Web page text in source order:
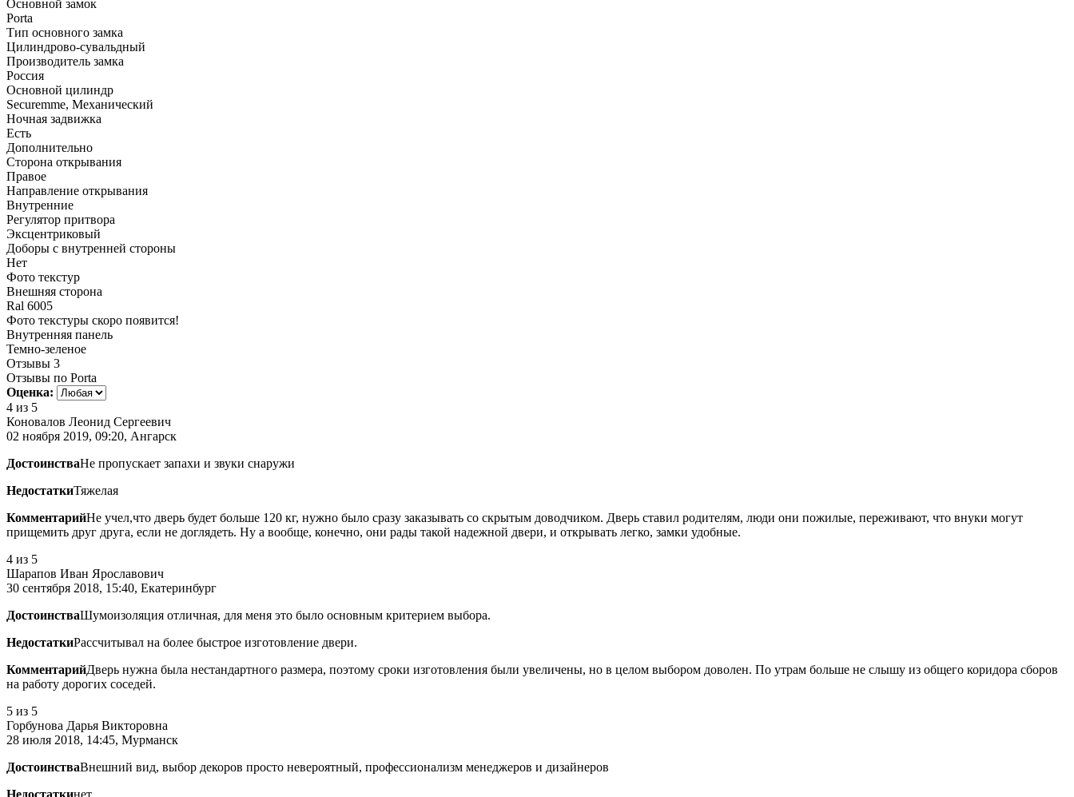
Основной замок
Porta
Тип основного замка
Цилиндрово-сувальдный
Производитель замка
Россия
Основной цилиндр
Securemme, Механический
Ночная задвижка
Есть
Дополнительно
Сторона открывания
Правое
Направление открывания
Внутренние
Регулятор притвора
Эксцентриковый
Доборы с внутренней стороны
Нет
Фото текстур
Внешняя сторона
Ral 6005
Фото текстуры скоро появится!
Внутренняя панель
Темно-зеленое
Отзывы 3
Отзывы по Porta
Оценка:
4 из 5
Коновалов Леонид Сергеевич
02 ноября 2019, 09:20, Ангарск
ДостоинстваНе пропускает запахи и звуки снаружи
НедостаткиТяжелая
КомментарийНе учел,что дверь будет больше 120 кг, нужно было сразу заказывать со скрытым доводчиком. Дверь ставил родителям, люди они пожилые, переживают, что внуки могут
прищемить друг друга, если не доглядеть. Ну а вообще, конечно, они рады такой надежной двери, и открывать легко, замки удобные.
4 из 5
Шарапов Иван Ярославович
30 сентября 2018, 15:40, Екатеринбург
ДостоинстваШумоизоляция отличная, для меня это было основным критерием выбора.
НедостаткиРассчитывал на более быстрое изготовление двери.
КомментарийДверь нужна была нестандартного размера, поэтому сроки изготовления были увеличены, но в целом выбором доволен. По утрам больше не слышу из общего коридора сборов
на работу дорогих соседей.
5 из 5
Горбунова Дарья Викторовна
28 июля 2018, 14:45, Мурманск
ДостоинстваВнешний вид, выбор декоров просто невероятный, профессионализм менеджеров и дизайнеров
Недостаткинет